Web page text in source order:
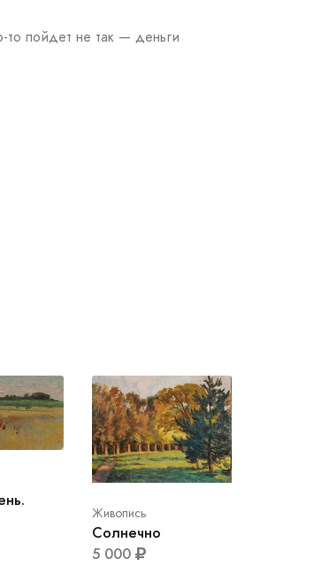
то пойдет не так — деньги
Живопись
Солнечно
5 000